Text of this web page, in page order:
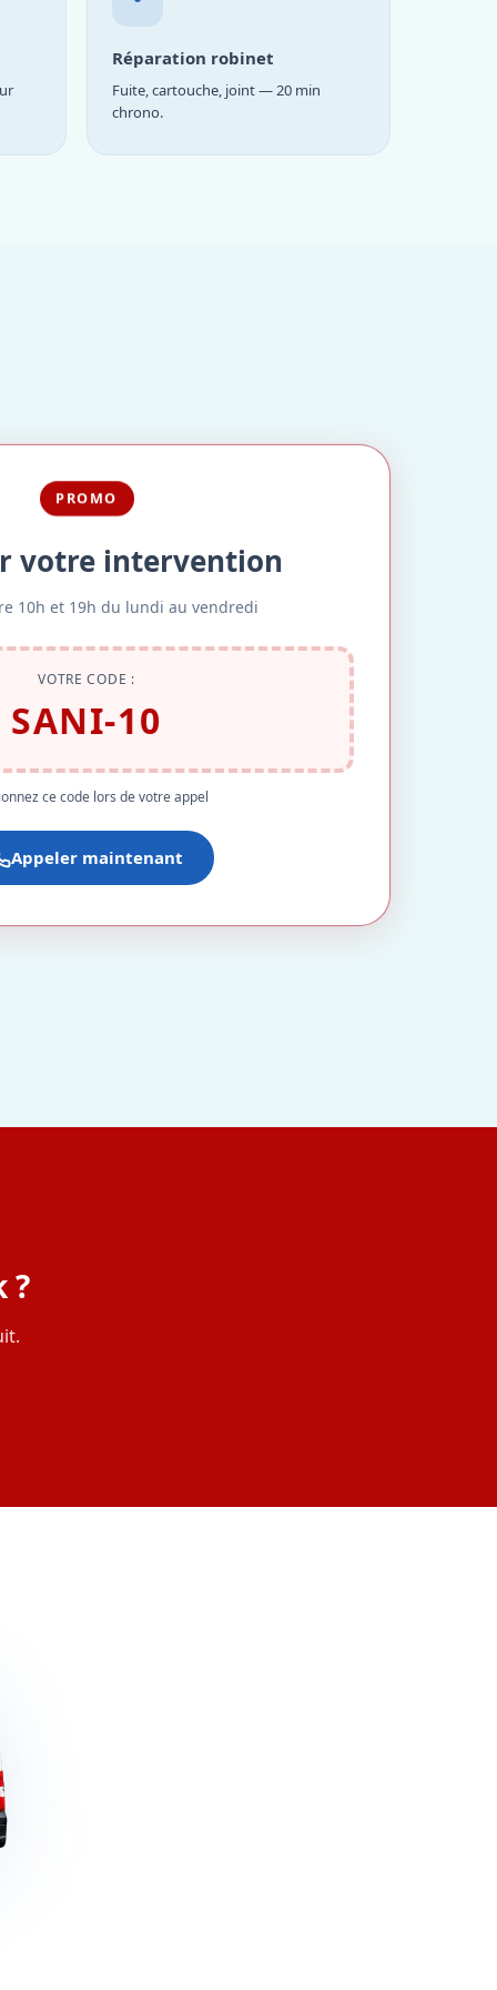
Réparation robinet
Fuite, cartouche, joint — 20 min
chrono.
PROMO
votre intervention
10h et 19h du lundi au vendredi
VOTRE CODE :
SANI-10
ce code lors de votre appel
Appeler maintenant
?